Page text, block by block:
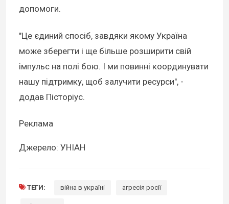
допомоги.
"Це єдиний спосіб, завдяки якому Україна
може зберегти і ще більше розширити свій
імпульс на полі бою. І ми повинні координувати
нашу підтримку, щоб залучити ресурси", -
додав Пісторіус.
Реклама
Джерело: УНІАН
ТЕГИ: війна в україні агресія росії